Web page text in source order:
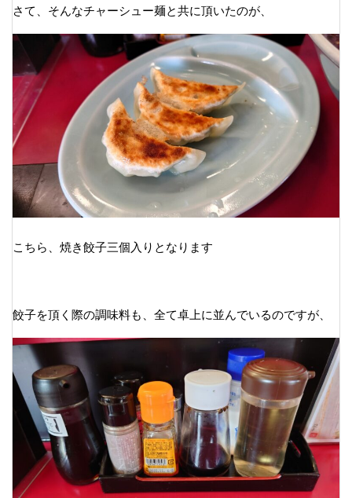
さて、そんなチャーシュー麺と共に頂いたのが、
こちら、焼き餃子三個入りとなります
餃子を頂く際の調味料も、全て卓上に並んでいるのですが、